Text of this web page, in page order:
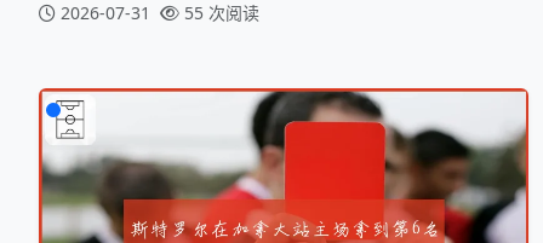
2026-07-31 55 次阅读